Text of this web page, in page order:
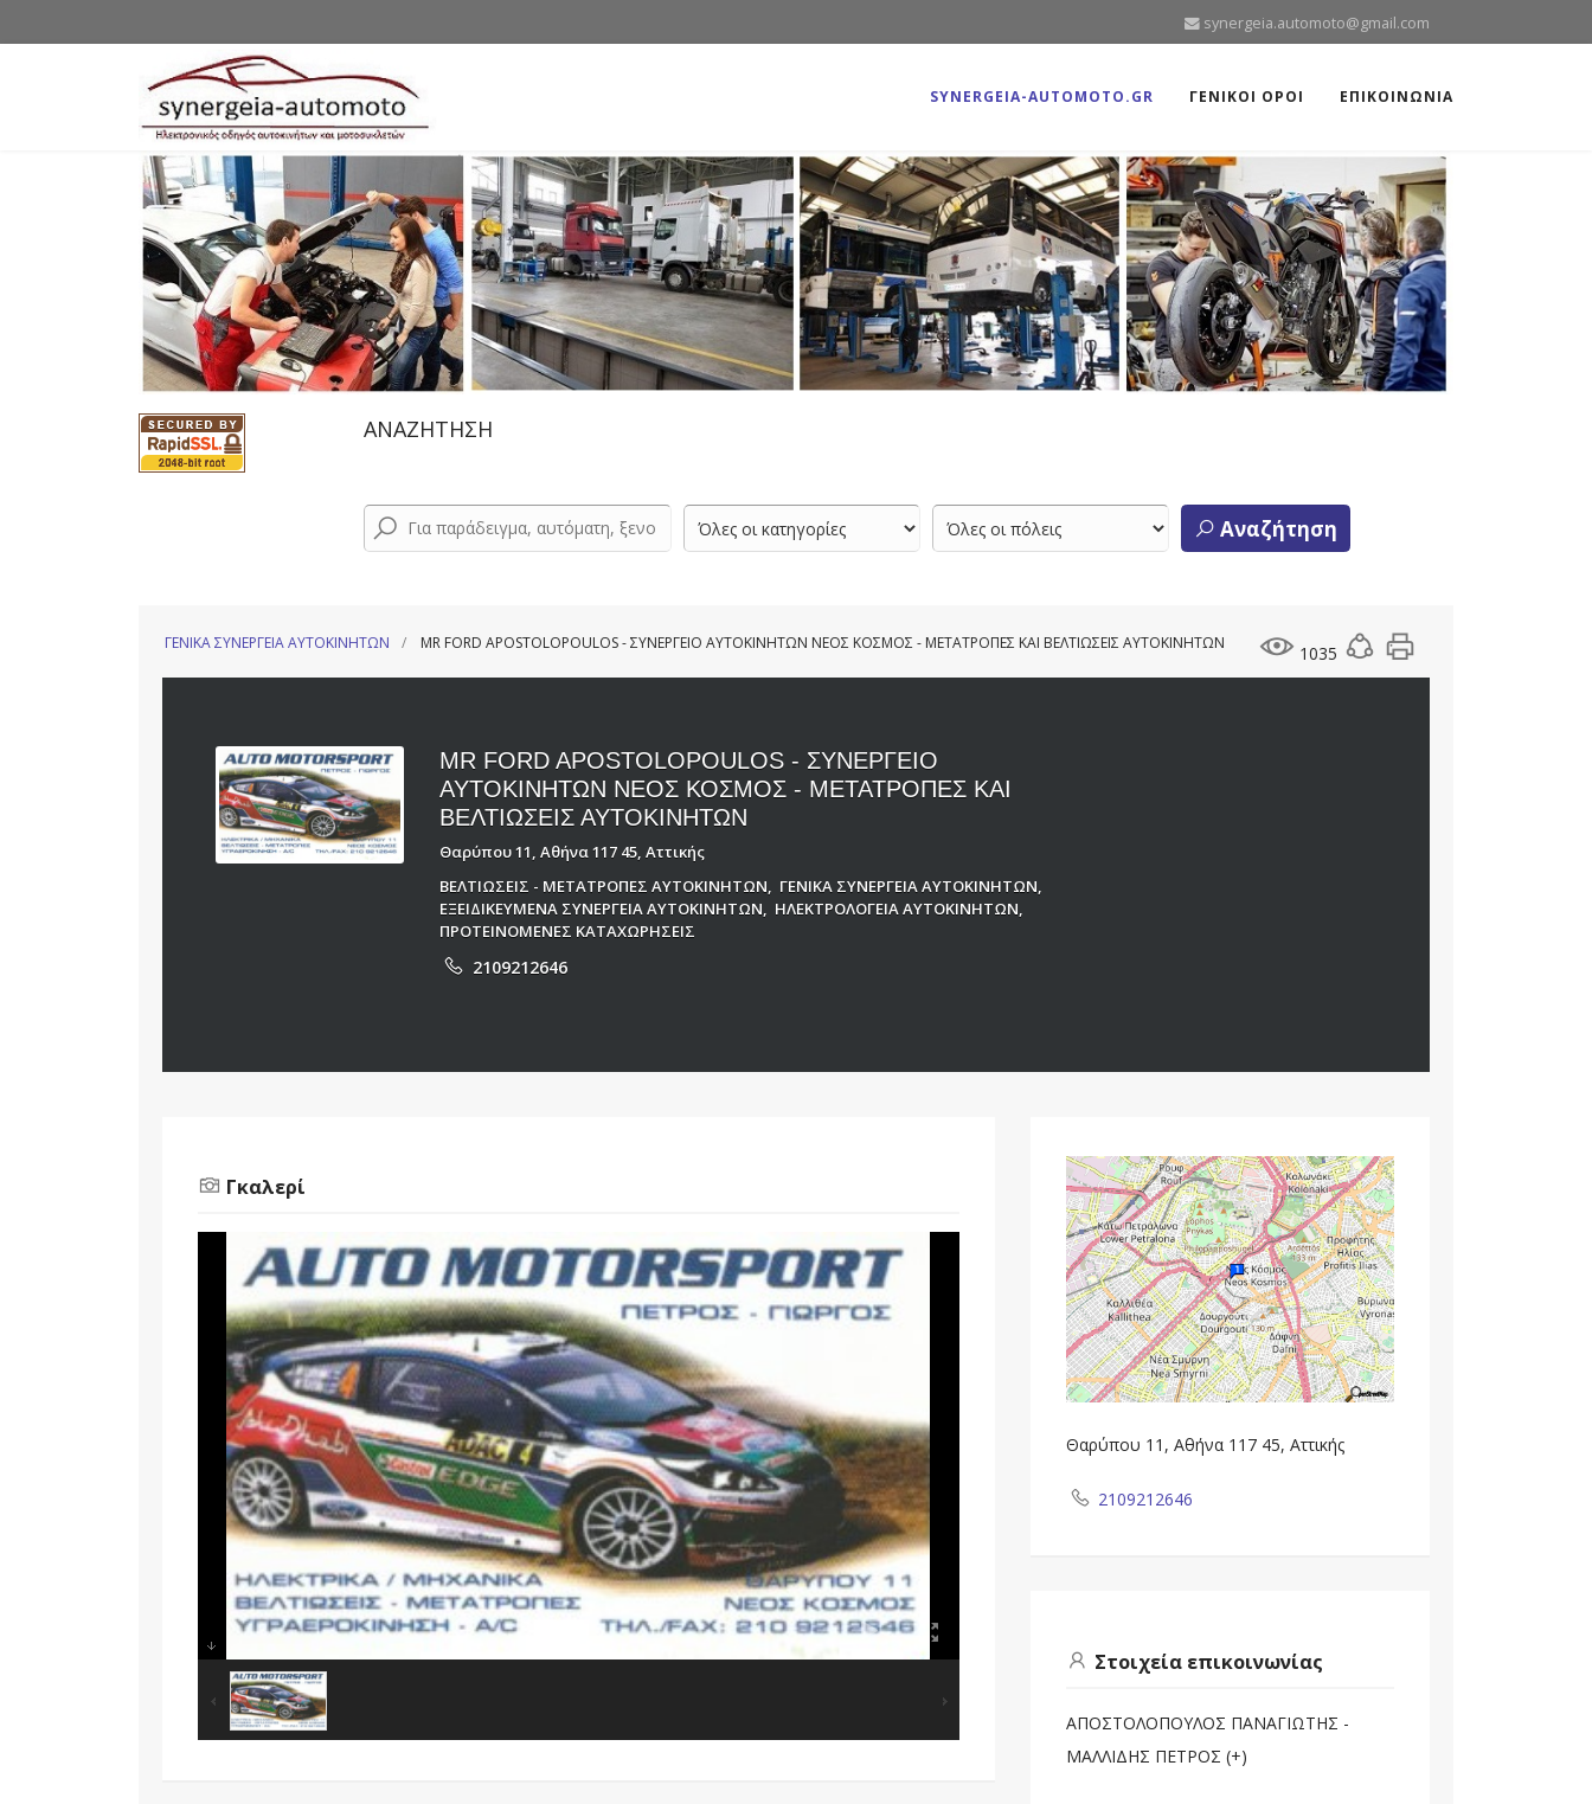
synergeia.automoto@gmail.com
SYNERGEIA-AUTOMOTO.GR ΓΕΝΙΚΟΙ ΟΡΟΙ ΕΠΙΚΟΙΝΩΝΙΑ
ΑΝΑΖΗΤΗΣΗ
Αναζήτηση
1035
ΓΕΝΙΚΑ ΣΥΝΕΡΓΕΙΑ ΑΥΤΟΚΙΝΗΤΩΝ MR FORD APOSTOLOPOULOS - ΣΥΝΕΡΓΕΙΟ ΑΥΤΟΚΙΝΗΤΩΝ ΝΕΟΣ ΚΟΣΜΟΣ - ΜΕΤΑΤΡΟΠΕΣ ΚΑΙ ΒΕΛΤΙΩΣΕΙΣ ΑΥΤΟΚΙΝΗΤΩΝ
MR FORD APOSTOLOPOULOS - ΣΥΝΕΡΓΕΙΟ
ΑΥΤΟΚΙΝΗΤΩΝ ΝΕΟΣ ΚΟΣΜΟΣ - ΜΕΤΑΤΡΟΠΕΣ ΚΑΙ
ΒΕΛΤΙΩΣΕΙΣ ΑΥΤΟΚΙΝΗΤΩΝ
Θαρύπου 11, Αθήνα 117 45, Αττικής
ΒΕΛΤΙΩΣΕΙΣ - ΜΕΤΑΤΡΟΠΕΣ ΑΥΤΟΚΙΝΗΤΩΝ
ΓΕΝΙΚΑ ΣΥΝΕΡΓΕΙΑ ΑΥΤΟΚΙΝΗΤΩΝ
ΕΞΕΙΔΙΚΕΥΜΕΝΑ ΣΥΝΕΡΓΕΙΑ ΑΥΤΟΚΙΝΗΤΩΝ
ΗΛΕΚΤΡΟΛΟΓΕΙΑ ΑΥΤΟΚΙΝΗΤΩΝ
ΠΡΟΤΕΙΝΟΜΕΝΕΣ ΚΑΤΑΧΩΡΗΣΕΙΣ
2109212646
Γκαλερί
Θαρύπου 11, Αθήνα 117 45, Αττικής
2109212646
Στοιχεία επικοινωνίας
ΑΠΟΣΤΟΛΟΠΟΥΛΟΣ ΠΑΝΑΓΙΩΤΗΣ -
ΜΑΛΛΙΔΗΣ ΠΕΤΡΟΣ (+)